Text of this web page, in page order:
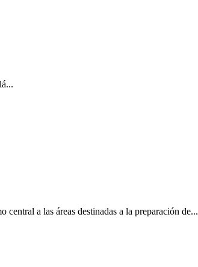
a las áreas destinadas a la preparación de...